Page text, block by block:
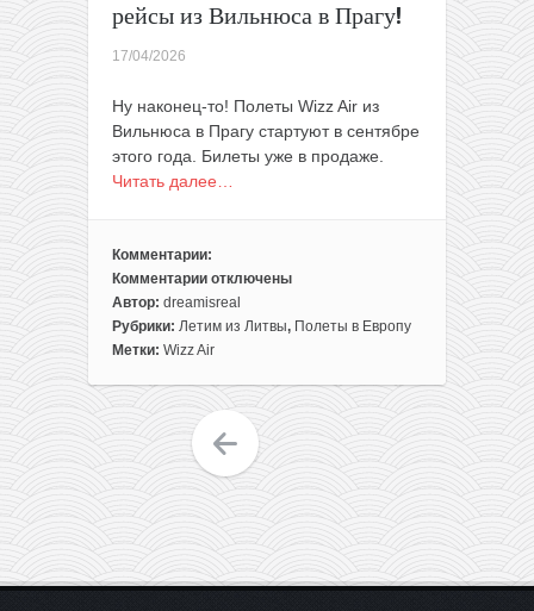
рейсы из Вильнюса в Прагу!
17/04/2026
Ну наконец-то! Полеты Wizz Air из
Вильнюса в Прагу стартуют в сентябре
этого года. Билеты уже в продаже.
Читать далее…
Комментарии:
Комментарии
к
записи
Wizz
запускает
новые
Вильнюса
в
Прагу!
отключены
Автор: dreamisreal
Рубрики: Летим из Литвы, Полеты в Европу
Метки: Wizz Air